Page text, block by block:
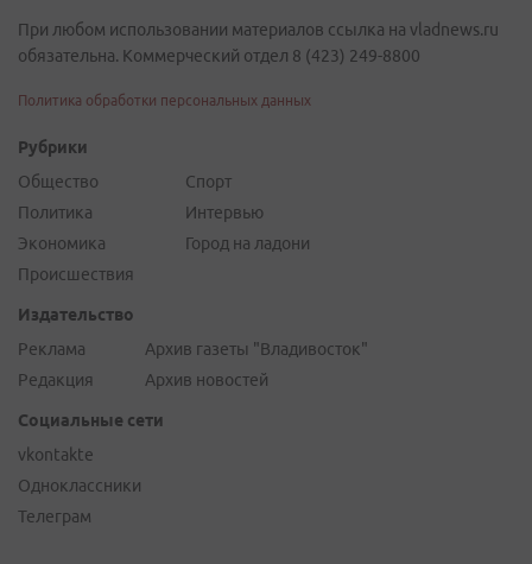
При любом использовании материалов ссылка на vladnews.ru
обязательна. Коммерческий отдел 8 (423) 249-8800
Политика обработки персональных данных
Рубрики
Общество
Политика
Экономика
Происшествия
Спорт
Интервью
Город на ладони
Издательство
Реклама
Редакция
Архив газеты "Владивосток"
Архив новостей
Социальные сети
vkontakte
Одноклассники
Телеграм